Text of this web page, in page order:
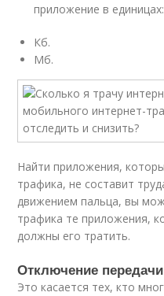
приложение в единицах:
Кб.
Мб.
Найти приложения,
трафика, не составит
движением пальца, вы
трафика те приложения,
должны его тратить.
Отключение
Это касается тех, кто